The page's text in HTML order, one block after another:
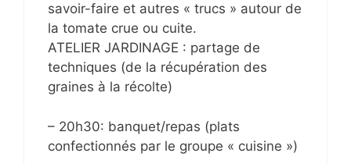
savoir-faire et autres « trucs » autour de
la tomate crue ou cuite.
ATELIER JARDINAGE : partage de
techniques (de la récupération des
graines à la récolte)
– 20h30: banquet/repas (plats
confectionnés par le groupe « cuisine »)